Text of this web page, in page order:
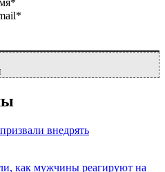
внедрять
как мужчины реагируют на